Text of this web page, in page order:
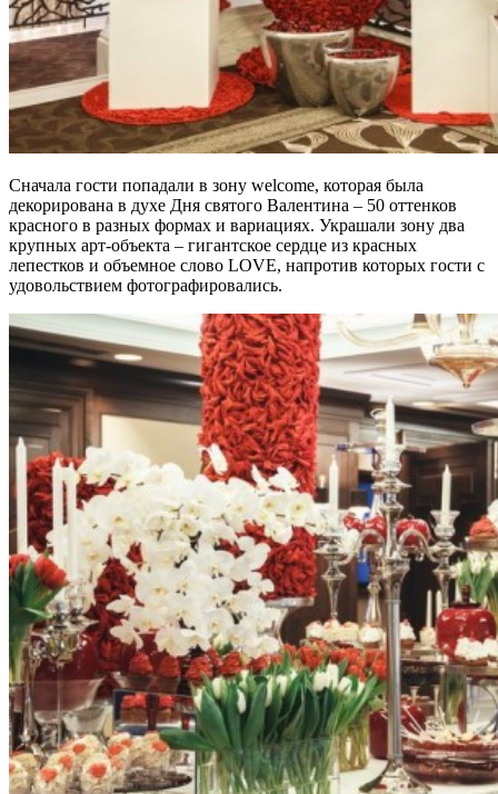
Сначала гости попадали в зону welcome, которая была
декорирована в духе Дня святого Валентина – 50 оттенков
красного в разных формах и вариациях. Украшали зону два
крупных арт-объекта – гигантское сердце из красных
лепестков и объемное слово LOVE, напротив которых гости с
удовольствием фотографировались.